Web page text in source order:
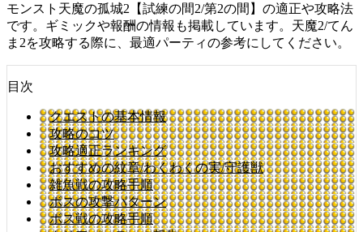
モンスト天魔の孤城2【試練の間2/第2の間】の適正や攻略法
です。ギミックや報酬の情報も掲載しています。天魔2/てん
ま2を攻略する際に、最適パーティの参考にしてください。
目次
クエストの基本情報
攻略のコツ
攻略適正ランキング
おすすめの紋章/わくわくの実/守護獣
雑魚戦の攻略手順
ボスの攻撃パターン
ボス戦の攻略手順